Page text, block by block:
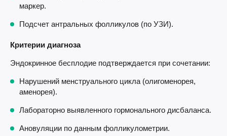
маркер.
Подсчет антральных фолликулов (по УЗИ).
Критерии диагноза
Эндокринное бесплодие подтверждается при сочетании:
Нарушений менструального цикла (олигоменорея,
аменорея).
Лабораторно выявленного гормонального дисбаланса.
Ановуляции по данным фолликулометрии.